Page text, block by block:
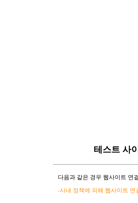
테스트 사
다음과 같은 경우 웹사이트 연
-사내 정책에 의해 웹사이트